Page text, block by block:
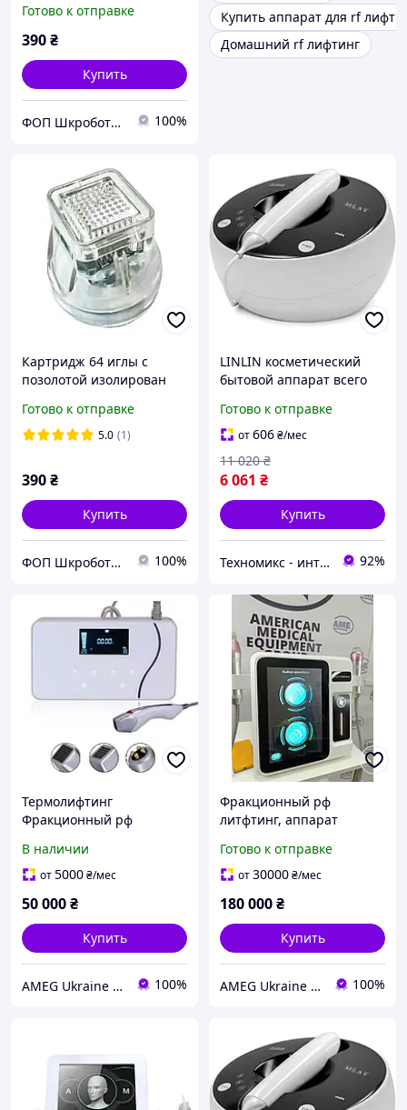
микрогольчатого РФ
лифтинга Зеленые
Готово к отправке
390₴
Купить
ФОП Шкроботько 100%
Купить аппарат для rf
Домашний rf лифтинг
Картридж 64 иглы с
позолотой изолирован
микрогольчатого РФ
лифтинга Белые
Готово к отправке
5.0 (1)
390₴
Купить
ФОП Шкроботько 100%
LINLIN косметический
бытовой аппарат всего
подтяжки отбеливание и
удаление морщин RF
лифтинг
Готово к отправке
от606₴/мес
6 061 ₴
11 020 ₴
Купить
Техномикс - интернет - магазин качественной техники, электроники и других товаров для дома и работы 92%
Термолифтинг
Фракционный рф
аппарат для
фракционного (долевого)
AMEG
В наличии
от5000₴/мес
50 000₴
Купить
AMEG Ukraine АМЕГ УКРАИНА 100%
Фракционный рф
литфтинг, аппарат
радиоволнового
лифтинга MICRODERMA ,
Готово к отправке
от30000₴/мес
180 000₴
Купить
AMEG Ukraine АМЕГ УКРАИНА 100%